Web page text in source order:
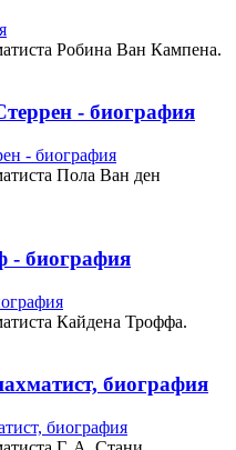
Робина Ван Кампена.
- биография
Пола Ван ден
- биография
Кайдена Троффа.
биография